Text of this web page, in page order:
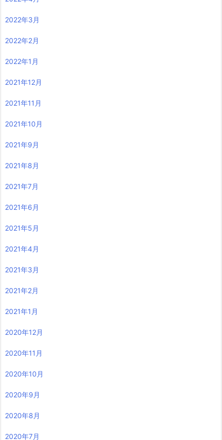
2022年3月
2022年2月
2022年1月
2021年12月
2021年11月
2021年10月
2021年9月
2021年8月
2021年7月
2021年6月
2021年5月
2021年4月
2021年3月
2021年2月
2021年1月
2020年12月
2020年11月
2020年10月
2020年9月
2020年8月
2020年7月